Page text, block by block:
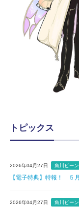
トピックス
2026年04月27日 角川ビー
【電子特典】特報！ ５
2026年04月27日 角川ビー